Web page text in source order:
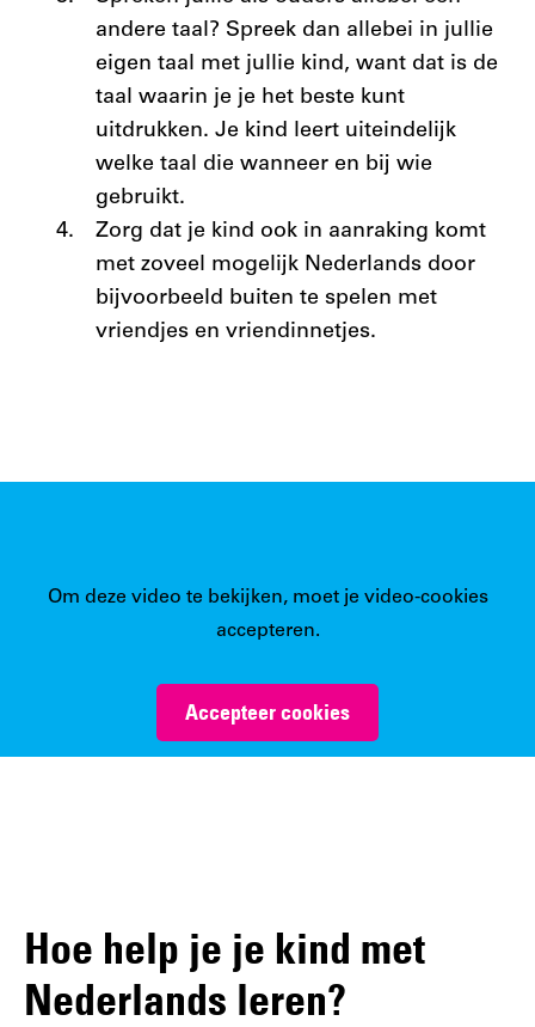
andere taal? Spreek dan allebei in jullie
eigen taal met jullie kind, want dat is de
taal waarin je je het beste kunt
uitdrukken. Je kind leert uiteindelijk
welke taal die wanneer en bij wie
gebruikt.
Zorg dat je kind ook in aanraking komt
met zoveel mogelijk Nederlands door
bijvoorbeeld buiten te spelen met
vriendjes en vriendinnetjes.
Om deze video te bekijken, moet je video-cookies
accepteren.
Accepteer cookies
Hoe help je je kind met
Nederlands leren?